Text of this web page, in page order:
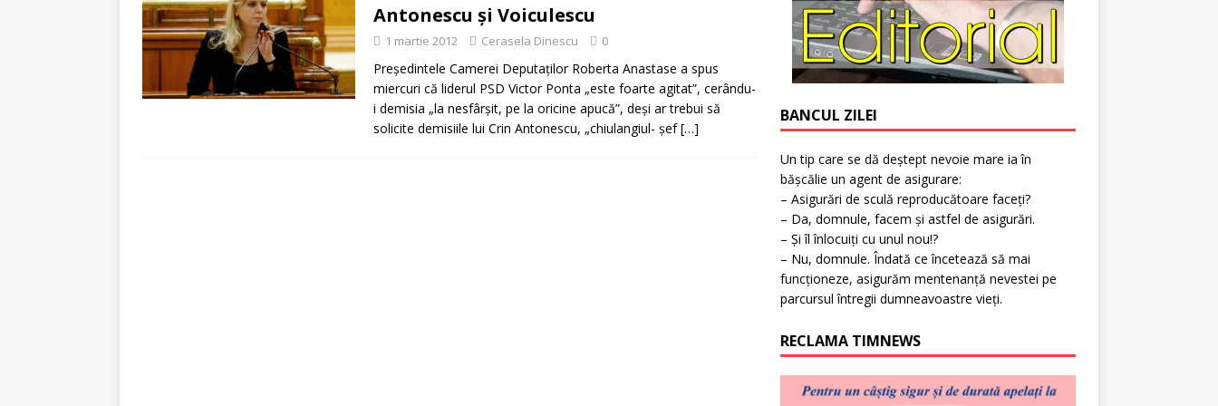
[ 5 august 2026 ]
Invitaţie la expoziţie în Reşiţa! BANAT
Antonescu şi Voiculescu
1 martie 2012 Cerasela Dinescu 0
Preşedintele Camerei Deputaţilor Roberta Anastase a spus
miercuri că liderul PSD Victor Ponta „este foarte agitat”, cerându-
i demisia „la nesfârşit, pe la oricine apucă”, deşi ar trebui să
solicite demisiile lui Crin Antonescu, „chiulangiul- şef[…]
BANCUL ZILEI
Un tip care se dă deștept nevoie mare ia în
bășcălie un agent de asigurare:
– Asigurări de sculă reproducătoare faceți?
– Da, domnule, facem și astfel de asigurări.
– Și îl înlocuiți cu unul nou!?
– Nu, domnule. Îndată ce încetează să mai
funcționeze, asigurăm mentenanță nevestei pe
parcursul întregii dumneavoastre vieți.
RECLAMA TIMNEWS